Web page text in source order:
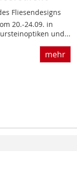
Fliesendesigns
20.-24.09. in
und...
mehr